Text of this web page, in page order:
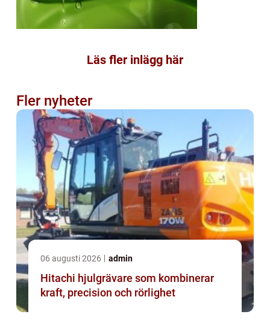
Läs fler inlägg här
Fler nyheter
06 augusti 2026 admin
Hitachi hjulgrävare som kombinerar
kraft, precision och rörlighet